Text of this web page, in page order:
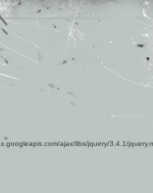
ajax/libs/jquery/3.4.1/